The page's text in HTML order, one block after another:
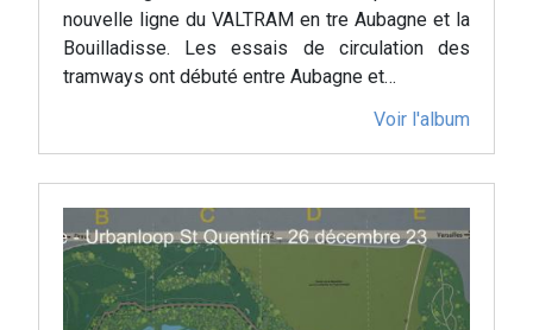
nouvelle ligne du VALTRAM en tre Aubagne et la
Bouilladisse. Les essais de circulation des
tramways ont débuté entre Aubagne et…
Voir l'album